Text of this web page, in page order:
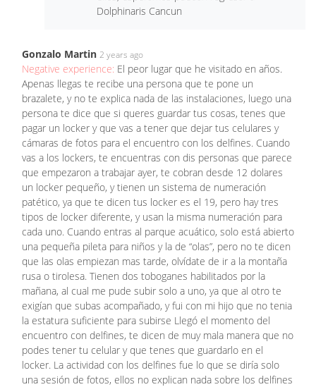
Dolphinaris Cancun
Gonzalo Martin 2 years ago
Negative experience: El peor lugar que he visitado en años.
Apenas llegas te recibe una persona que te pone un
brazalete, y no te explica nada de las instalaciones, luego una
persona te dice que si queres guardar tus cosas, tenes que
pagar un locker y que vas a tener que dejar tus celulares y
cámaras de fotos para el encuentro con los delfines. Cuando
vas a los lockers, te encuentras con dis personas que parece
que empezaron a trabajar ayer, te cobran desde 12 dolares
un locker pequeño, y tienen un sistema de numeración
patético, ya que te dicen tus locker es el 19, pero hay tres
tipos de locker diferente, y usan la misma numeración para
cada uno. Cuando entras al parque acuático, solo está abierto
una pequeña pileta para niños y la de “olas”, pero no te dicen
que las olas empiezan mas tarde, olvídate de ir a la montaña
rusa o tirolesa. Tienen dos toboganes habilitados por la
mañana, al cual me pude subir solo a uno, ya que al otro te
exigían que subas acompañado, y fui con mi hijo que no tenia
la estatura suficiente para subirse Llegó el momento del
encuentro con delfines, te dicen de muy mala manera que no
podes tener tu celular y que tenes que guardarlo en el
locker. La actividad con los delfines fue lo que se diría solo
una sesión de fotos, ellos no explican nada sobre los delfines